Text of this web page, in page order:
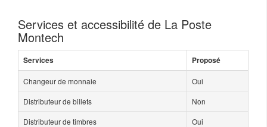
Services et accessibilité de La Poste
Montech
Services Proposé
Changeur de monnaie
Oui
Distributeur de billets
Non
Distributeur de timbres
Oui